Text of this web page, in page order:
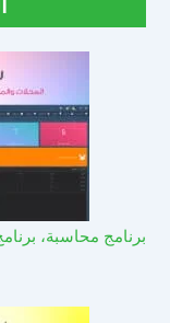
برنامج محاسبة،